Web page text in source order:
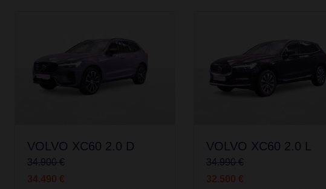
VOLVO XC60 2.0 D
34.900 €
34.490 €
VOLVO XC60 2.0 L
34.990 €
32.500 €